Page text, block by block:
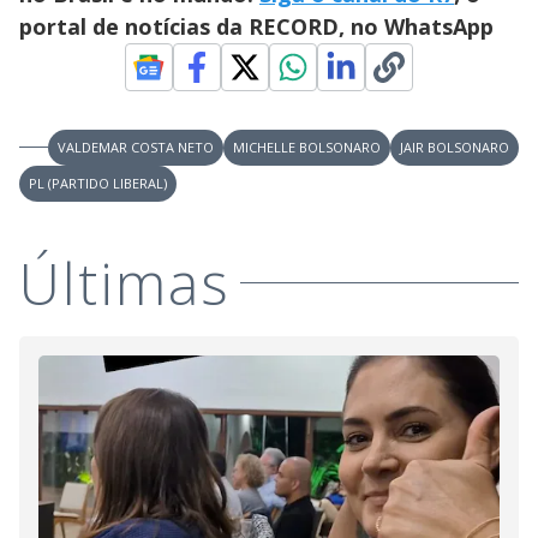
e
o
portal de notícias da RECORD, no WhatsApp
VALDEMAR COSTA NETO MICHELLE BOLSONARO
JAIR BOLSONARO
PL (PARTIDO LIBERAL)
Últimas